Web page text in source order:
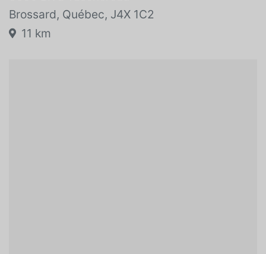
Vehicle location:
8650 Blvd Taschereau